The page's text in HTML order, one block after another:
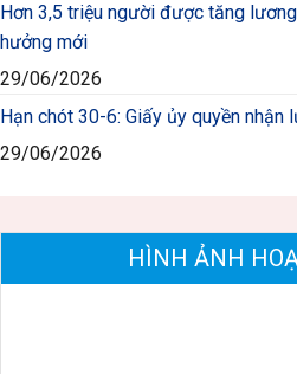
Hơn 3,5 triệu người được tăng
hưởng mới
29/06/2026
Hạn chót 30-6: Giấy ủy quyền nhận
29/06/2026
HÌNH ẢNH